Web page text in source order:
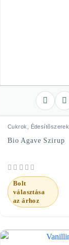
Cukrok, Édesítõszerek
Bio Agave Szirup
Bolt
választása
az árhoz